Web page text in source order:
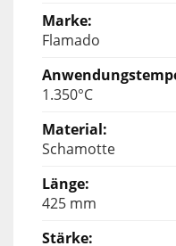
Flamado
1.350°C
Schamotte
425 mm